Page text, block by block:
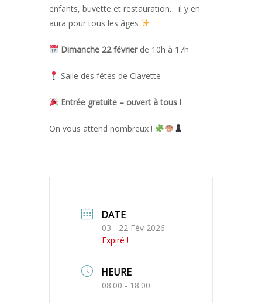
enfants, buvette et restauration… il y en
aura pour tous les âges
Dimanche 22 févrierde 10h à 17h
Salle des fêtes de Clavette
Entrée gratuite – ouvert à tous !
On vous attend nombreux !
DATE
03 - 22 Fév 2026
Expiré !
HEURE
08:00 - 18:00